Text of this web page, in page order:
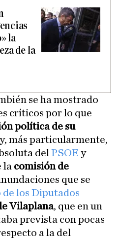
la
de la
se ha mostrado
críticos por lo que
política de su
más particularmente,
del PSOE y
la comisión de
que se
de los Diputados
Vilaplana, que en un
prevista con pocas
a la del